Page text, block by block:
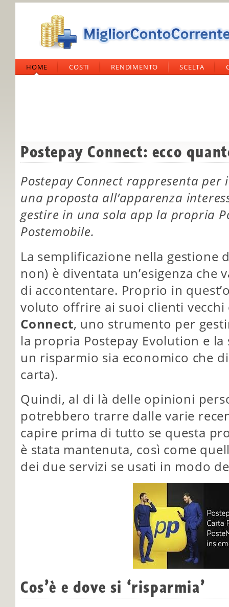
HOME COSTI RENDIMENTO SCELTA
Postepay Connect: ecco
Postepay Connect rappresenta
una proposta all’apparenza
gestire in una sola app la propria
Postemobile.
La semplificazione nella gestione
non) è diventata un’esigenza che
di accontentare. Proprio in
voluto offrire ai suoi clienti
Connect, uno strumento per
la propria Postepay Evolution e
un risparmio sia economico che
carta).
Quindi, al di là delle opinioni
potrebbero trarre dalle varie
capire prima di tutto se questa
è stata mantenuta, così come
dei due servizi se usati in modo
Cos’è e dove si ‘risparmia’